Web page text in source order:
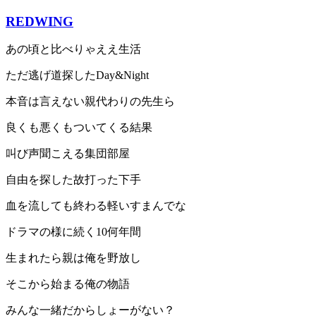
REDWING
あの頃と比べりゃええ生活
ただ逃げ道探したDay&Night
本音は言えない親代わりの先生ら
良くも悪くもついてくる結果
叫び声聞こえる集団部屋
自由を探した故打った下手
血を流しても終わる軽いすまんでな
ドラマの様に続く10何年間
生まれたら親は俺を野放し
そこから始まる俺の物語
みんな一緒だからしょーがない？